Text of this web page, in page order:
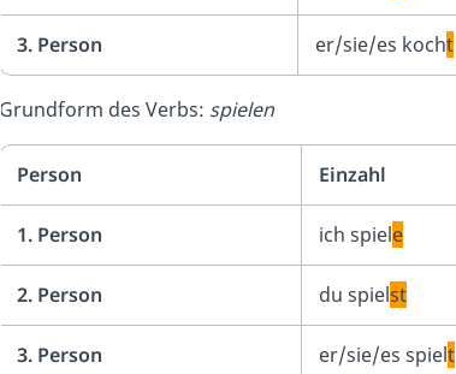
3. Person er/sie/es kocht
Grundform des Verbs: spielen
Person Einzahl
1. Person ich spiele
2. Person du spielst
3. Person er/sie/es spielt